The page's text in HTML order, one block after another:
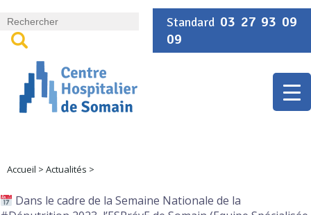
Standard 03 27 93 09
09
Accueil > Actualités >
Dans le cadre de la Semaine Nationale de la
Panneau de gestion des cookies